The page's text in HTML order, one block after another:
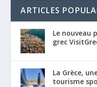
ARTICLES
Le nouveau
grec
La Grèce,
tourisme